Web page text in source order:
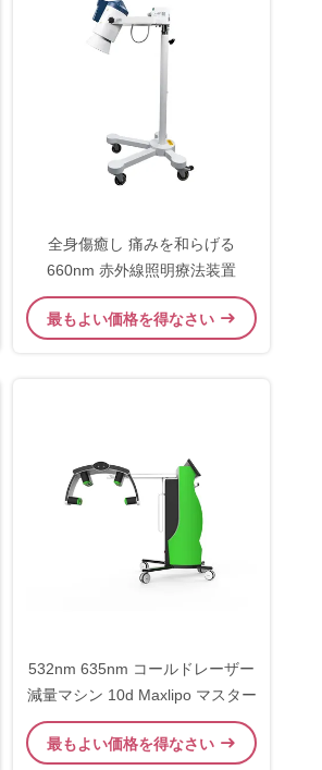
全身傷癒し 痛みを和らげる
660nm 赤外線照明療法装置
最もよい価格を得なさい
532nm 635nm コールドレーザー
減量マシン 10d Maxlipo マスター
最もよい価格を得なさい